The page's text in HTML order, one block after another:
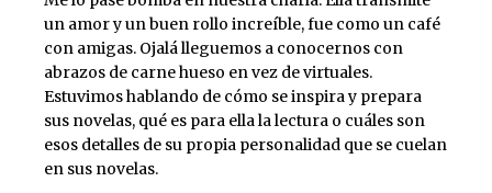
un amor y un buen rollo increíble, fue como un café
con amigas. Ojalá lleguemos a conocernos con
abrazos de carne hueso en vez de virtuales.
Estuvimos hablando de cómo se inspira y prepara
sus novelas, qué es para ella la lectura o cuáles son
esos detalles de su propia personalidad que se cuelan
en sus novelas.